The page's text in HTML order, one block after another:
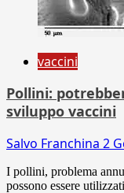
vaccini
Pollini:
sviluppo vaccini
Salvo Franchina 2
I pollini, problema
possono essere